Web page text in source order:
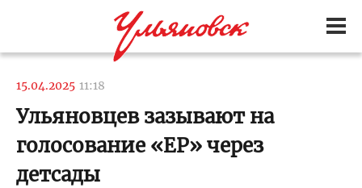
15.04.2025 11:18
Ульяновцев зазывают на
голосование «ЕР» через
детсады